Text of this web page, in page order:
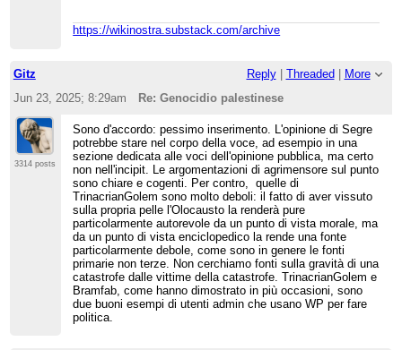
https://wikinostra.substack.com/archive
Gitz Reply| Threaded | More
Jun 23, 2025; 8:29am
Re: Genocidio palestinese
3314 posts
Sono d'accordo: pessimo inserimento. L'opinione di Segre
potrebbe stare nel corpo della voce, ad esempio in una
sezione dedicata alle voci dell'opinione pubblica, ma certo
non nell'incipit. Le argomentazioni di agrimensore sul punto
sono chiare e cogenti. Per contro, quelle di
TrinacrianGolem sono molto deboli: il fatto di aver vissuto
sulla propria pelle l'Olocausto la renderà pure
particolarmente autorevole da un punto di vista morale, ma
da un punto di vista enciclopedico la rende una fonte
particolarmente debole, come sono in genere le fonti
primarie non terze. Non cerchiamo fonti sulla gravità di una
catastrofe dalle vittime della catastrofe. TrinacrianGolem e
Bramfab, come hanno dimostrato in più occasioni, sono
due buoni esempi di utenti admin che usano WP per fare
politica.